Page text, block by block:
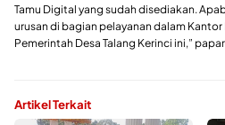
Tamu Digital yang sudah disediakan.
urusan di bagian pelayanan dalam
Pemerintah Desa Talang Kerinci ini,”
Artikel Terkait